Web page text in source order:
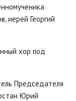
иерей Георгий
хор под
Председателя
Юрий